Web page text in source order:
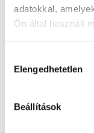
adatokkal,
Ön által használt
kiválasztása
Elengedhetetlen
Beállítások